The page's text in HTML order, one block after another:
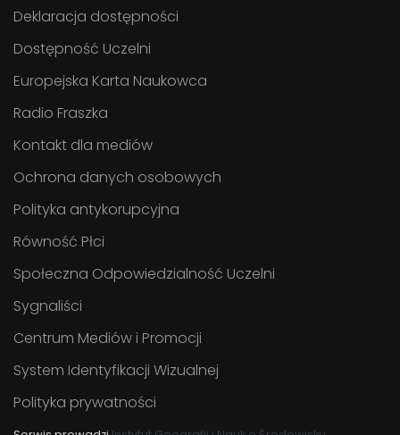
Deklaracja dostępności
Dostępność Uczelni
Europejska Karta Naukowca
Radio Fraszka
Kontakt dla mediów
Ochrona danych osobowych
Polityka antykorupcyjna
Równość Płci
Społeczna Odpowiedzialność Uczelni
Sygnaliści
Centrum Mediów i Promocji
System Identyfikacji Wizualnej
Polityka prywatności